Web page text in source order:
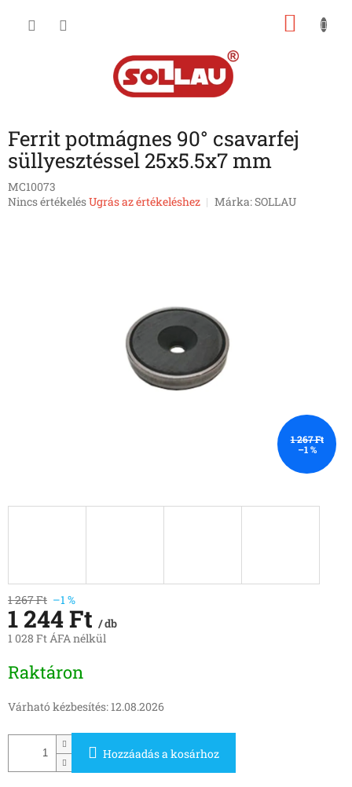
Ferrit potmágnes 90° csavarfej
süllyesztéssel 25x5.5x7 mm
MC10073
A
Nincs értékelésUgrás az értékeléshez Márka:SOLLAU
1 267 Ft
–1 %
1 267 Ft –1 %
1 244 Ft / db
1 028 Ft ÁFA nélkül
Raktáron
Várható kézbesítés: 12.08.2026
Hozzáadás a kosárhoz